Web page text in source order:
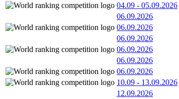
04.09 - 05.09.2026
06.09.2026
06.09.2026
06.09.2026
06.09.2026
06.09.2026
06.09.2026
10.09 - 13.09.2026
12.09.2026